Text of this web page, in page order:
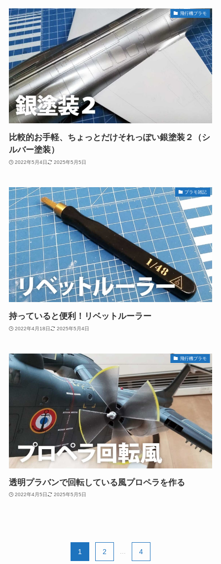
飛行機プラモ
比較的お手軽、ちょっとだけそれっぽい銀塗装２（シ
ルバー塗装）
2022年5月4日 2025年5月5日
プラモ雑記
持っていると便利！リベットルーラー
2022年4月18日 2025年5月4日
飛行機プラモ
透明プラバンで回転している風プロペラを作る
2022年4月5日 2025年5月5日
1 2 4